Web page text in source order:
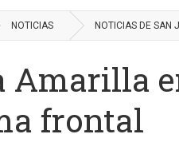
NOTICIAS NOTICIAS DE SAN
Amarilla
frontal